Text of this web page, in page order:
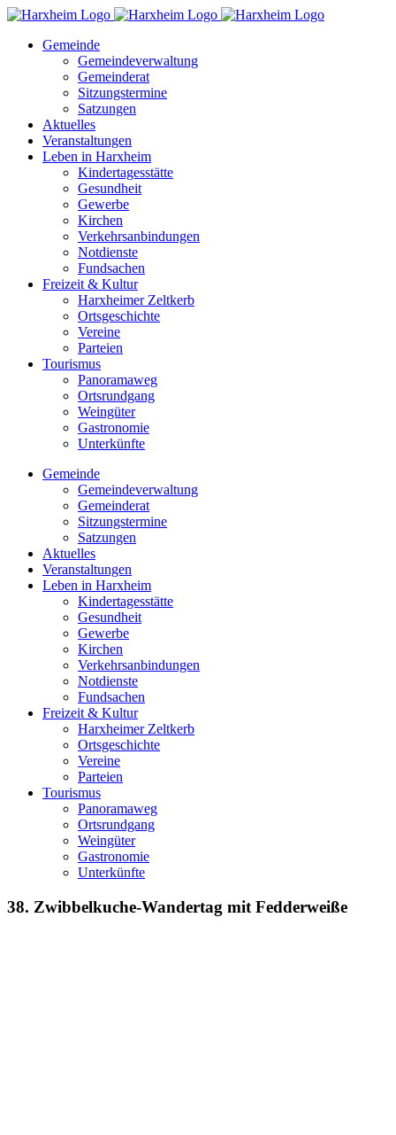
Zum
springenGemeinde
Gemeindeverwaltung
Gemeinderat
Sitzungstermine
Satzungen
Aktuelles
Veranstaltungen
Leben in Harxheim
Kindertagesstätte
Gesundheit
Gewerbe
Kirchen
Verkehrsanbindungen
Notdienste
Fundsachen
Freizeit & Kultur
Harxheimer Zeltkerb
Ortsgeschichte
Vereine
Parteien
Tourismus
Panoramaweg
Ortsrundgang
Weingüter
Gastronomie
Unterkünfte
Gemeinde
Gemeindeverwaltung
Gemeinderat
Sitzungstermine
Satzungen
Aktuelles
Veranstaltungen
Leben in Harxheim
Kindertagesstätte
Gesundheit
Gewerbe
Kirchen
Verkehrsanbindungen
Notdienste
Fundsachen
Freizeit & Kultur
Harxheimer Zeltkerb
Ortsgeschichte
Vereine
Parteien
Tourismus
Panoramaweg
Ortsrundgang
Weingüter
Gastronomie
Unterkünfte
38. Zwibbelkuche-Wandertag mit Fedderweiße